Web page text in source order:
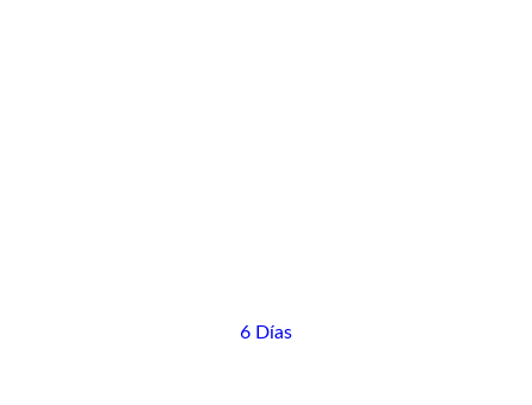
6 Días